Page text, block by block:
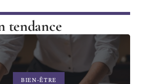
tendance
BIEN-ÊTRE